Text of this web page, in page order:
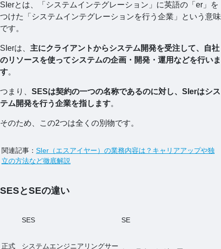
SIerとは、「システムインテグレーション」に英語の「er」を
つけた「システムインテグレーションを行う企業」という意味
です。
SIerは、 主にクライアントからシステム開発を受注して、自社
のリソースを使ってシステムの企画・開発・運用などを行いま
す。
つまり、 SESは契約の一つの名称であるのに対し、SIerはシス
テム開発を行う企業を指します。
そのため、この2つは全くの別物です。
関連記事： SIer（エスアイヤー）の業務内容は？キャリアアップや独
立の方法など徹底解説
SESとSEの違い
SES SE
正式 システムエンジニアリングサー